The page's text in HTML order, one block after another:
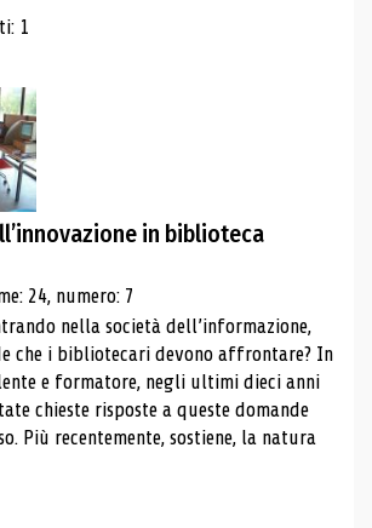
di ricerca
1
in biblioteca
24, numero: 7
nella società dell’informazione,
che i bibliotecari devono affrontare? In
e formatore, negli ultimi dieci anni
chieste risposte a queste domande
Più recentemente, sostiene, la natura